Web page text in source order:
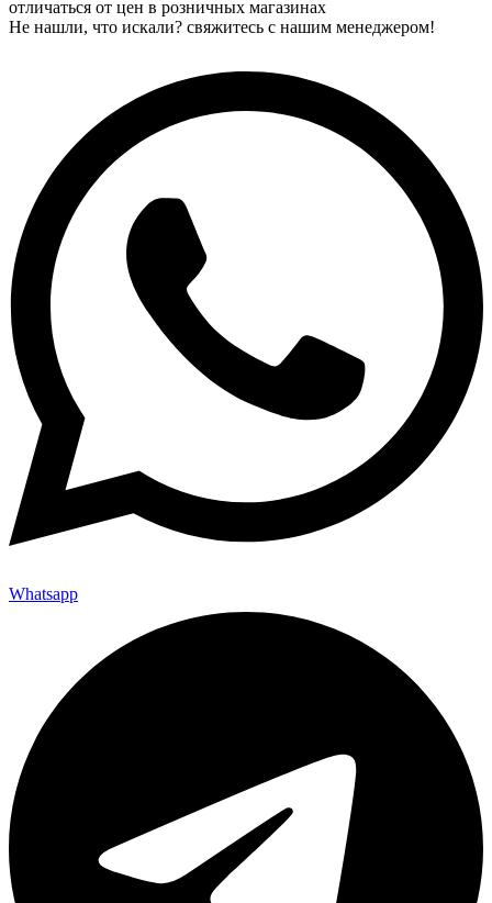
отличаться от цен в розничных магазинах
Не нашли, что искали? свяжитесь с нашим менеджером!
Whatsapp